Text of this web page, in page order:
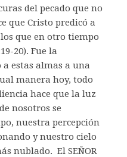
del pecado que no
que Cristo predicó a
que en otro tiempo
20). Fue la
estas almas a una
manera hoy, todo
hace que la luz
nosotros se
nuestra percepción
y nuestro cielo
nublado. El SEÑOR